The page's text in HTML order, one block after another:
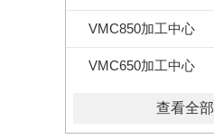
VMC850加工中心
VMC650加工中心
查看全部